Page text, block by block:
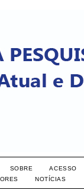
SOBRE
ACESSO
NOTÍCIAS